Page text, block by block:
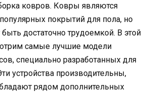
ковров. Ковры являются
покрытий для пола, но
достаточно трудоемкой. В этой
самые лучшие модели
специально разработанных для
устройства производительны,
рядом дополнительных